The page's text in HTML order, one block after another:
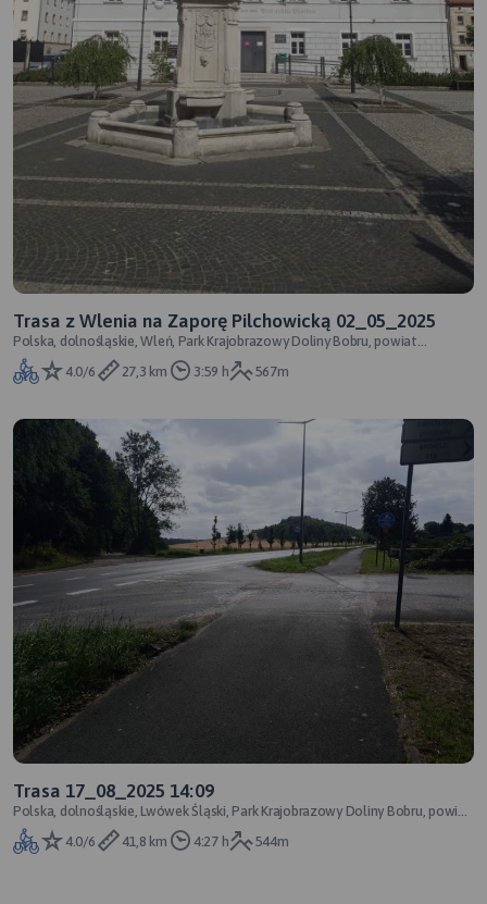
Trasa z Wlenia na Zaporę Pilchowicką 02_05_2025
Polska, dolnośląskie, Wleń, Park Krajobrazowy Doliny Bobru, powiat
lwówecki
4.0/6
27,3 km 3:59 h 567m
Trasa 17_08_2025 14:09
Polska, dolnośląskie, Lwówek Śląski, Park Krajobrazowy Doliny Bobru, powiat
lwówecki
4.0/6
41,8 km 4:27 h 544m